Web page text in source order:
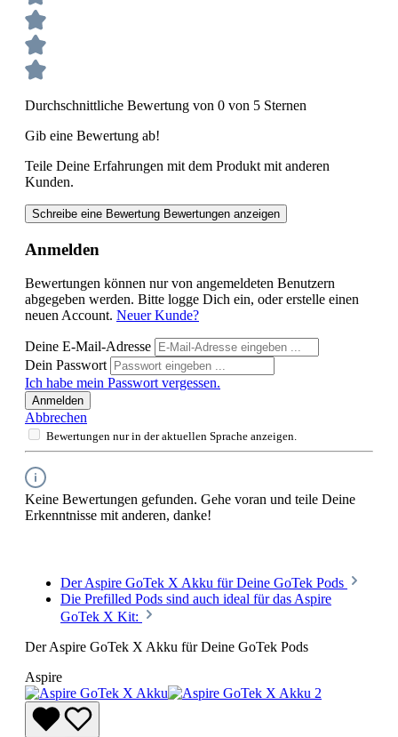
Durchschnittliche Bewertung von 0 von 5 Sternen
Gib eine Bewertung ab!
Teile Deine Erfahrungen mit dem Produkt mit anderen
Kunden.
Schreibe eine Bewertung Bewertungen anzeigen
Anmelden
Bewertungen können nur von angemeldeten Benutzern
abgegeben werden. Bitte logge Dich ein, oder erstelle einen
neuen Account. Neuer Kunde?
Deine E-Mail-Adresse
Dein Passwort
Ich habe mein Passwort vergessen.
Anmelden
Abbrechen
Bewertungen nur in der aktuellen Sprache anzeigen.
Keine Bewertungen gefunden. Gehe voran und teile Deine
Erkenntnisse mit anderen, danke!
Der Aspire GoTek X Akku für Deine GoTek Pods
Die Prefilled Pods sind auch ideal für das Aspire
GoTek X Kit:
Der Aspire GoTek X Akku für Deine GoTek Pods
Aspire